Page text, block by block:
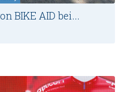
BIKE AID bei...